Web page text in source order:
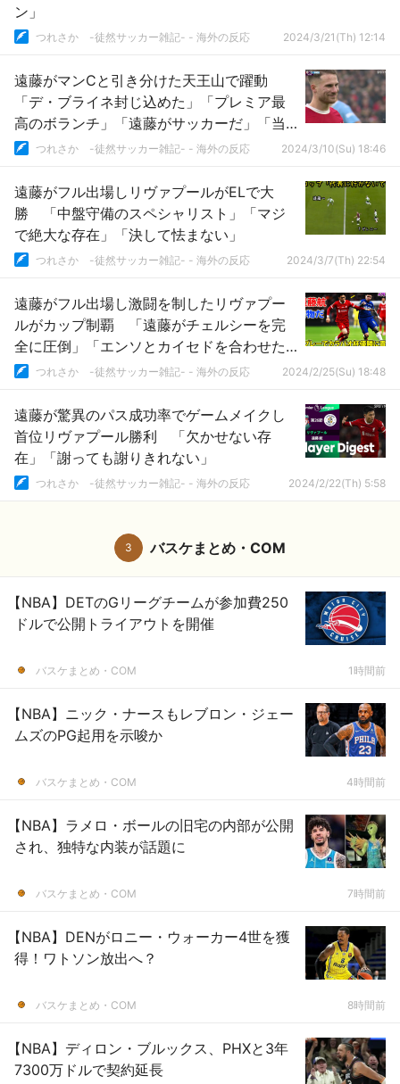
ン」
つれさか -徒然サッカー雑記- - 海外の反応 2024/3/21(Th) 12:14
遠藤がマンCと引き分けた天王山で躍動
「デ・ブライネ封じ込めた」「プレミア最
高のボランチ」「遠藤がサッカーだ」「当
然ながらサポに愛されている」
つれさか -徒然サッカー雑記- - 海外の反応 2024/3/10(Su) 18:46
遠藤がフル出場しリヴァプールがELで大
勝 「中盤守備のスペシャリスト」「マジ
で絶大な存在」「決して怯まない」
つれさか -徒然サッカー雑記- - 海外の反応 2024/3/7(Th) 22:54
遠藤がフル出場し激闘を制したリヴァプー
ルがカップ制覇 「遠藤がチェルシーを完
全に圧倒」「エンソとカイセドを合わせた
よりも上」
つれさか -徒然サッカー雑記- - 海外の反応 2024/2/25(Su) 18:48
遠藤が驚異のパス成功率でゲームメイクし
首位リヴァプール勝利 「欠かせない存
在」「謝っても謝りきれない」
つれさか -徒然サッカー雑記- - 海外の反応 2024/2/22(Th) 5:58
3 バスケまとめ・COM
【NBA】DETのGリーグチームが参加費250
ドルで公開トライアウトを開催
バスケまとめ・COM 1時間前
【NBA】ニック・ナースもレブロン・ジェー
ムズのPG起用を示唆か
バスケまとめ・COM 4時間前
【NBA】ラメロ・ボールの旧宅の内部が公開
され、独特な内装が話題に
バスケまとめ・COM 7時間前
【NBA】DENがロニー・ウォーカー4世を獲
得！ワトソン放出へ？
バスケまとめ・COM 8時間前
【NBA】ディロン・ブルックス、PHXと3年
7300万ドルで契約延長